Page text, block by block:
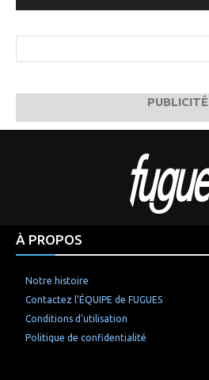
PUBLICITÉ
À PROPOS
Notre histoire
Contactez l’ÉQUIPE de FUGUES
Conditions d’utilisation
Politique de confidentialité